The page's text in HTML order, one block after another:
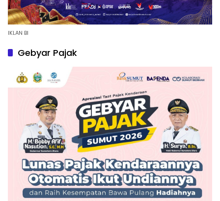
IKLAN BI
Gebyar Pajak